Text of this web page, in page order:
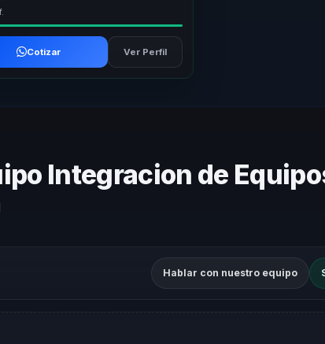
Cotizar Ver Perfil
Integracion de
Hablar con nuestro equipo